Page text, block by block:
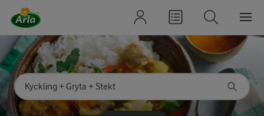
Sök på kategori eller ingrediens
Skriv in sökord för att få förslag